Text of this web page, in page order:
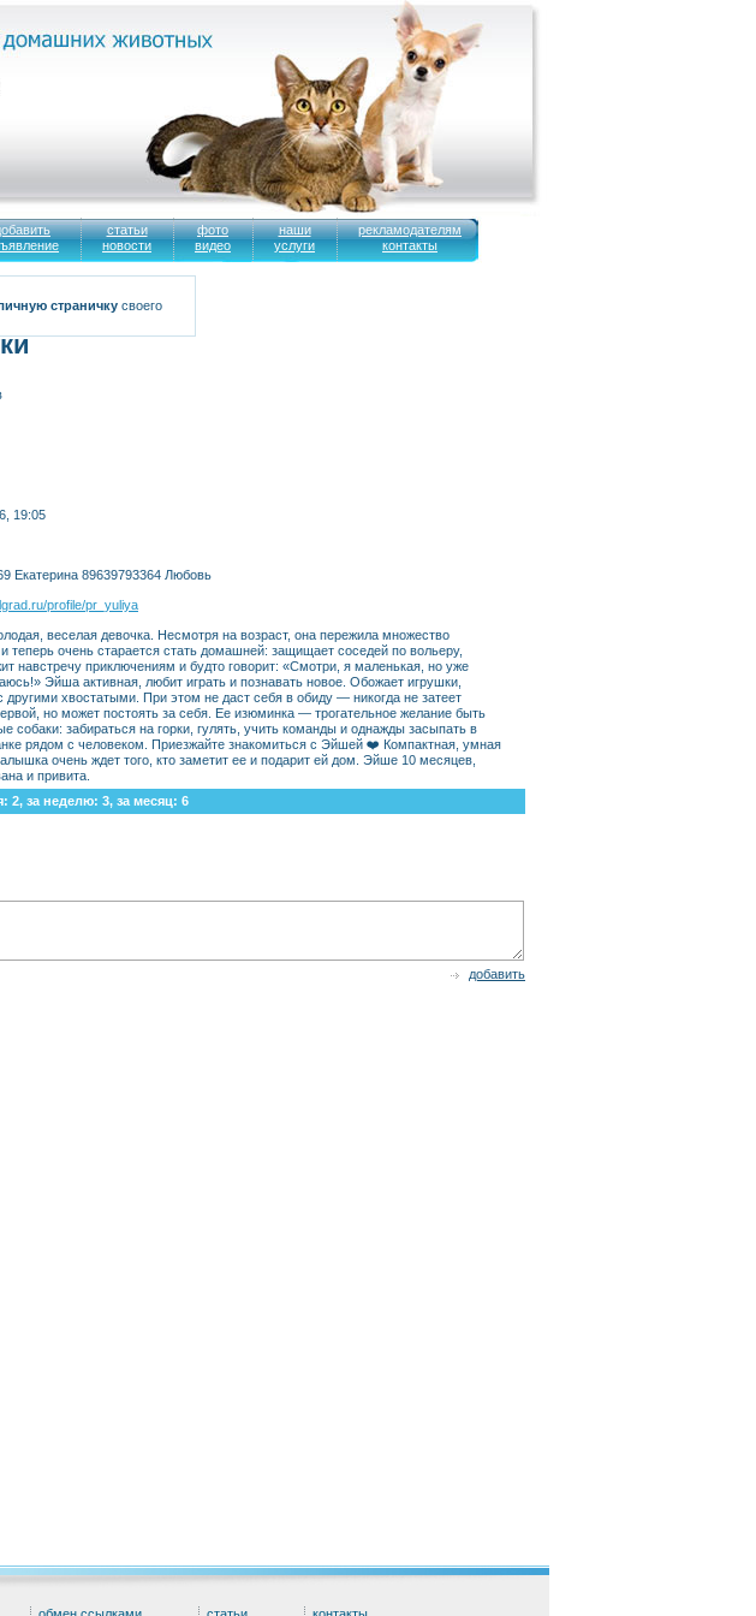
статьи
новости
фото
видео
наши
услуги
рекламодателям
контакты
страничкусвоего
19:05
Екатерина 89639793364 Любовь
profile/pr_yuliya
веселая девочка. Несмотря на возраст, она пережила множество
теперь очень старается стать домашней: защищает соседей по вольеру,
навстречу приключениям и будто говорит: «Смотри, я маленькая, но уже
Эйша активная, любит играть и познавать новое. Обожает игрушки,
другими хвостатыми. При этом не даст себя в обиду — никогда не затеет
но может постоять за себя. Ее изюминка — трогательное желание быть
собаки: забираться на горки, гулять, учить команды и однажды засыпать в
рядом с человеком. Приезжайте знакомиться с Эйшей ❤️ Компактная, умная
очень ждет того, кто заметит ее и подарит ей дом. Эйше 10 месяцев,
и привита.
2, за неделю: 3, за месяц: 6
добавить